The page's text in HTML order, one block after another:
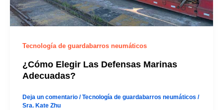
Tecnología de guardabarros neumáticos
¿Cómo Elegir Las Defensas Marinas
Adecuadas?
Deja un comentario /Tecnología de guardabarros neumáticos /
Sra. Kate Zhu